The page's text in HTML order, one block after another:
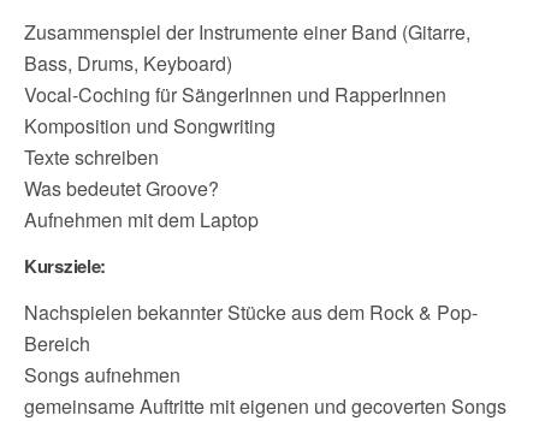
Zusammenspiel der Instrumente einer Band (Gitarre,
Bass, Drums, Keyboard)
Vocal-Coching für SängerInnen und RapperInnen
Komposition und Songwriting
Texte schreiben
Was bedeutet Groove?
Aufnehmen mit dem Laptop
Kursziele:
Nachspielen bekannter Stücke aus dem Rock & Pop-
Bereich
Songs aufnehmen
gemeinsame Auftritte mit eigenen und gecoverten Songs